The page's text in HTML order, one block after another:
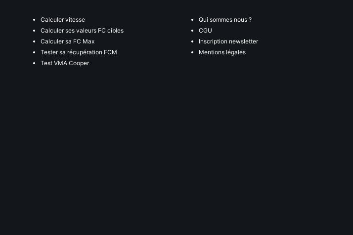
Calculer vitesse
Calculer ses valeurs FC cibles
Calculer sa FC Max
Tester sa récupération FCM
Test VMA Cooper
Qui sommes nous ?
CGU
Inscription newsletter
Mentions légales